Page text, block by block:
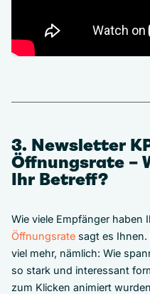
3. Newsletter
Öffnungsrate –
Ihr Betreff?
Wie viele Empfänger haben
Öffnungsrate sagt es
viel mehr, nämlich: Wie
so stark und interessant
zum Klicken animiert